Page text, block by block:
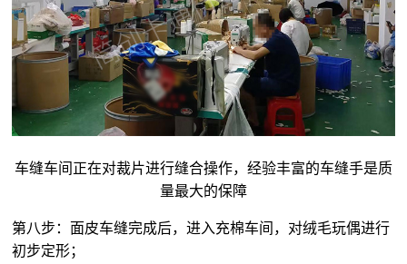
车缝车间正在对裁片进行缝合操作，经验丰富的车缝手是质
量最大的保障
第八步：面皮车缝完成后，进入充棉车间，对绒毛玩偶进行
初步定形；